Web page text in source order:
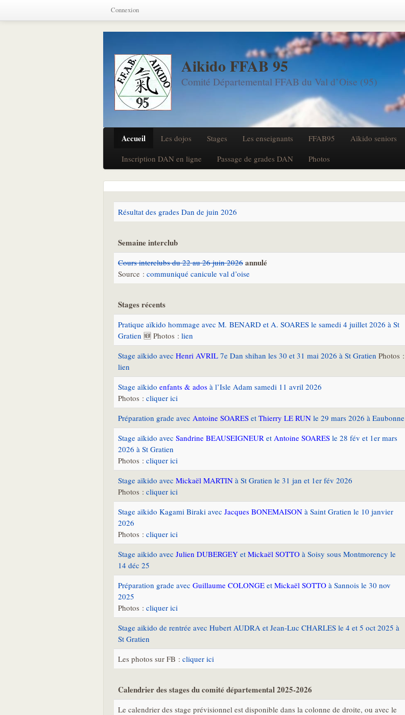
Aikido FFAB 95
Comité Départemental FFAB du Val d’Oise (95)
Accueil Les dojos Stages Les enseignants FFAB95 Aïkido seniors
Inscription DAN en ligne
Passage de grades DAN Photos
Résultat des grades Dan de juin 2026
Semaine interclub
Cours interclubs du 22 au 26 juin 2026 annulé
Source : communiqué canicule val d’oise
Stages récents
Pratique aïkido hommage avec M. BENARD et A. SOARES le samedi 4 juillet 2026 à St
Gratien 🆕 Photos : lien
Stage aïkido avec Henri AVRIL 7e Dan shihan les 30 et 31 mai 2026 à St Gratien Photos :
lien
Stage aïkido enfants & ados à l’Isle Adam samedi 11 avril 2026
Photos : cliquer ici
Préparation grade avec Antoine SOARES et Thierry LE RUN le 29 mars 2026 à Eaubonne
Stage aïkido avec Sandrine BEAUSEIGNEUR et Antoine SOARES le 28 fév et 1er mars
2026 à St Gratien
Photos : cliquer ici
Stage aïkido avec Mickaël MARTIN à St Gratien le 31 jan et 1er fév 2026
Photos : cliquer ici
Stage aïkido Kagami Biraki avec Jacques BONEMAISON à Saint Gratien le 10 janvier
2026
Photos : cliquer ici
Stage aikido avec Julien DUBERGEY et Mickaël SOTTO à Soisy sous Montmorency le
14 déc 25
Préparation grade avec Guillaume COLONGE et Mickaël SOTTO à Sannois le 30 nov
2025
Photos : cliquer ici
Stage aikido de rentrée avec Hubert AUDRA et Jean-Luc CHARLES le 4 et 5 oct 2025 à
St Gratien
Les photos sur FB : cliquer ici
Calendrier des stages du comité départemental 2025-2026
Le calendrier des stage prévisionnel est disponible dans la colonne de droite, ou avec le
Connexion